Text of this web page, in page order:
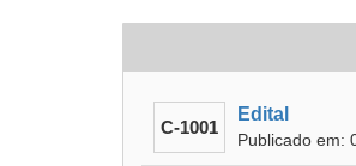
C-1001
Edital
Publicado em: